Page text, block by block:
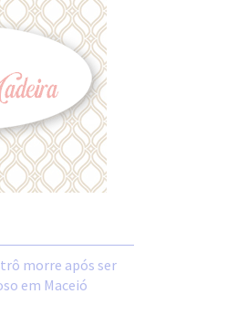
morre após ser
em Maceió